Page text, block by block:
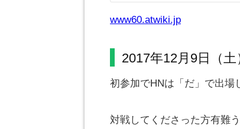
www60.atwiki.jp
2017年12月9日（
初参加でHNは「だ」で出場
対戦してくださった方有難